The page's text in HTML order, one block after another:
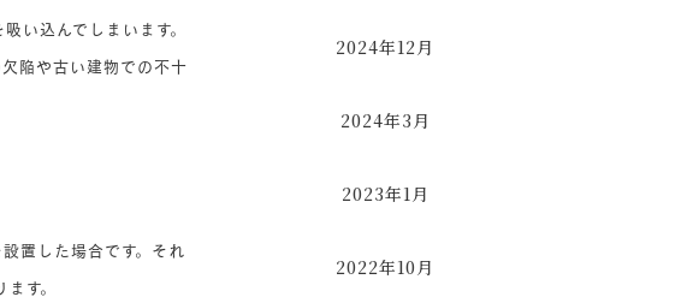
い込んでしまいます。
陥や古い建物での不十
置した場合です。それ
す。
2024年12月
2024年3月
2023年1月
2022年10月